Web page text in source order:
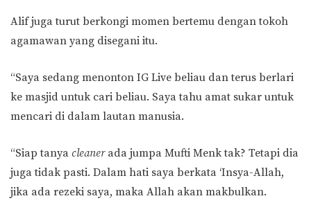
Alif juga turut berkongi momen bertemu dengan tokoh
agamawan yang disegani itu.
“Saya sedang menonton IG Live beliau dan terus berlari
ke masjid untuk cari beliau. Saya tahu amat sukar untuk
mencari di dalam lautan manusia.
“Siap tanya cleanerada jumpa Mufti Menk tak? Tetapi dia
juga tidak pasti. Dalam hati saya berkata ‘Insya-Allah,
jika ada rezeki saya, maka Allah akan makbulkan.